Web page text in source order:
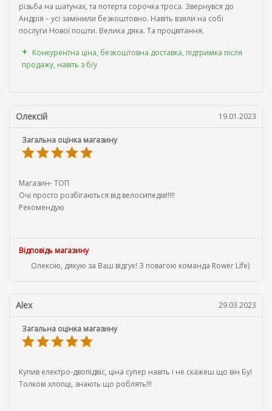
різьба на шатунах, та потерта сорочка троса. Звернувся до
Андрія – усі замінили безкоштовно. Навіть взяли на собі
послуги Нової пошти. Велика дяка. Та процвітання.
Конкурентна ціна, безкоштовна доставка, підтримка після
продажу, навіть з б/у
Олексій 19.01.2023
Загальна оцінка магазину
Магазин- ТОП
Очі просто розбігаються від велосипедів!!!!!
Рекомендую
Відповідь магазину
Олексію, дякую за Ваш відгук! З повагою команда Rower Life)
Alex 29.03.2023
Загальна оцінка магазину
Купив електро-двопідвіс, ціна супер навіть і не скажеш що він Бу!
Толкові хлопці, знають що роблять!!!